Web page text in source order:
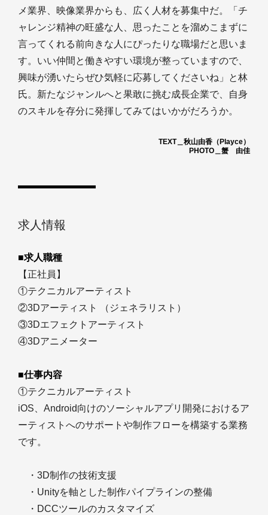
メ業界、映像業界からも、広く人材を募集中だ。「チ
ャレンジ精神の旺盛な人、思ったことを溜めこまずに
言ってくれる前向きな人にぴったりな職場だと思いま
す。いい仲間と働きやすい環境が整っていますので、
興味が湧いたらぜひ気軽に応募してくださいね」と林
氏。新たなジャンルへと果敢に挑む成長企業で、自身
のスキルを存分に発揮してみてはいかがだろうか。
TEXT＿秋山由香（Playce）
PHOTO＿蟹 由佳
求人情報
■求人職種
【正社員】
①テクニカルアーティスト
②3Dアーティスト （ジェネラリスト）
③3Dエフェクトアーティスト
④3Dアニメーター
■仕事内容
①テクニカルアーティスト
iOS、Android向けのソーシャルアプリ開発におけるア
ーティストへのサポートや制作フローを構築する業務
です。
・3D制作の技術支援
・Unityを軸とした制作パイプラインの整備
・DCCツールのカスタマイズ